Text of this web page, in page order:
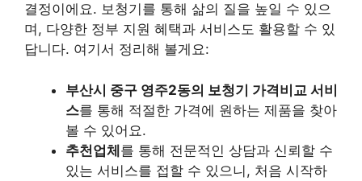
결정이에요. 보청기를 통해 삶의 질을 높일 수 있으
며, 다양한 정부 지원 혜택과 서비스도 활용할 수 있
답니다. 여기서 정리해 볼게요:
부산시 중구 영주2동의 보청기 가격비교 서비
스를 통해 적절한 가격에 원하는 제품을 찾아
볼 수 있어요.
추천업체를 통해 전문적인 상담과 신뢰할 수
있는 서비스를 접할 수 있으니, 처음 시작하